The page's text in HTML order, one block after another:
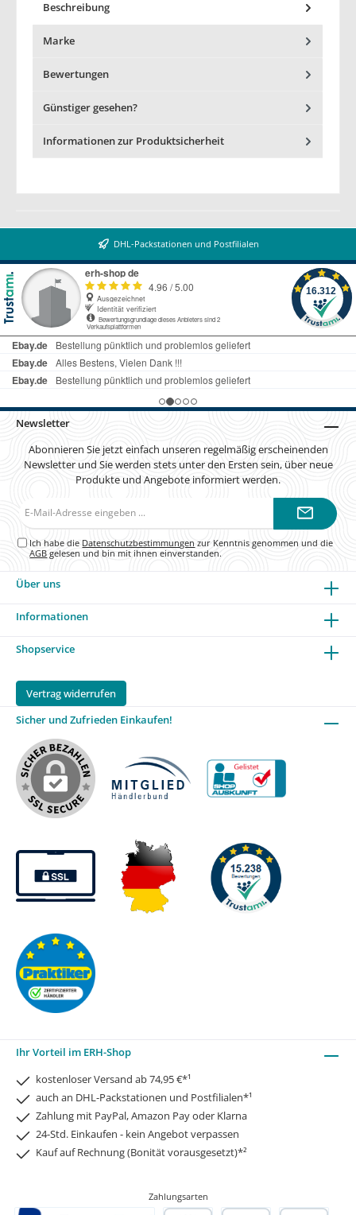
Beschreibung
Marke
Bewertungen
Günstiger gesehen?
Informationen zur Produktsicherheit
DHL-Packstationen und Postfilialen
Newsletter
Abonnieren Sie jetzt einfach unseren regelmäßig erscheinenden
Newsletter und Sie werden stets unter den Ersten sein, über neue
Produkte und Angebote informiert werden.
Ich habe die Datenschutzbestimmungen zur Kenntnis genommen und die
AGB gelesen und bin mit ihnen einverstanden.
Über uns
Informationen
Shopservice
Vertrag widerrufen
Sicher und Zufrieden Einkaufen!
Ihr Vorteil im ERH-Shop
kostenloser Versand ab 74,95 €*¹
auch an DHL-Packstationen und Postfilialen*¹
Zahlung mit PayPal, Amazon Pay oder Klarna
24-Std. Einkaufen - kein Angebot verpassen
Kauf auf Rechnung (Bonität vorausgesetzt)*²
Zahlungsarten